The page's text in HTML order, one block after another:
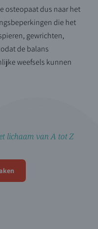
osteopaat dus naar het
die het
gewrichten,
de balans
weefsels kunnen
lichaam van A tot Z